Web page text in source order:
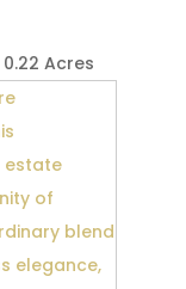
0.22 Acres